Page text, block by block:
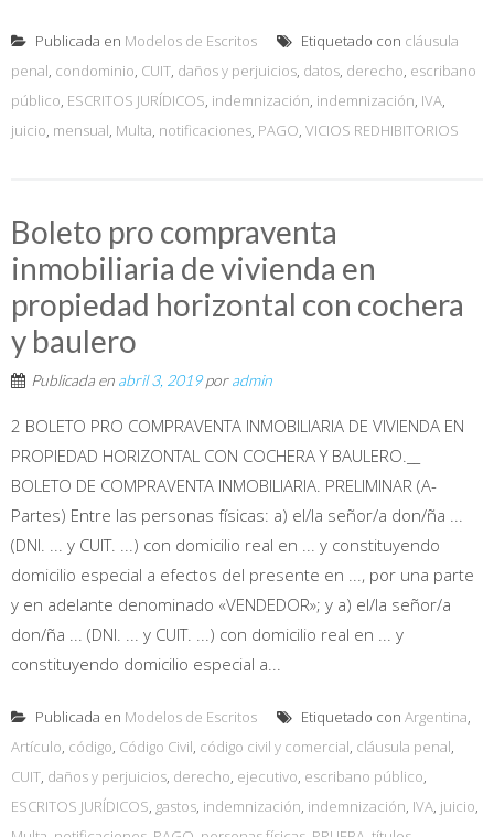
Publicada en Modelos de Escritos Etiquetado con cláusula
penal, condominio, CUIT, daños y perjuicios, datos, derecho, escribano
público, ESCRITOS JURÍDICOS, indemnización, indemnización, IVA,
juicio, mensual, Multa, notificaciones, PAGO, VICIOS REDHIBITORIOS
Boleto pro compraventa
inmobiliaria de vivienda en
propiedad horizontal con cochera
y baulero
Publicada en abril 3, 2019poradmin
2 BOLETO PRO COMPRAVENTA INMOBILIARIA DE VIVIENDA EN
PROPIEDAD HORIZONTAL CON COCHERA Y BAULERO.__
BOLETO DE COMPRAVENTA INMOBILIARIA. PRELIMINAR (A-
Partes) Entre las personas físicas: a) el/la señor/a don/ña ...
(DNI. ... y CUIT. ...) con domicilio real en ... y constituyendo
domicilio especial a efectos del presente en ..., por una parte
y en adelante denominado «VENDEDOR»; y a) el/la señor/a
don/ña ... (DNI. ... y CUIT. ...) con domicilio real en ... y
constituyendo domicilio especial a...
Publicada en Modelos de Escritos Etiquetado con Argentina,
Artículo, código, Código Civil, código civil y comercial, cláusula penal,
CUIT, daños y perjuicios, derecho, ejecutivo, escribano público,
ESCRITOS JURÍDICOS, gastos, indemnización, indemnización, IVA, juicio,